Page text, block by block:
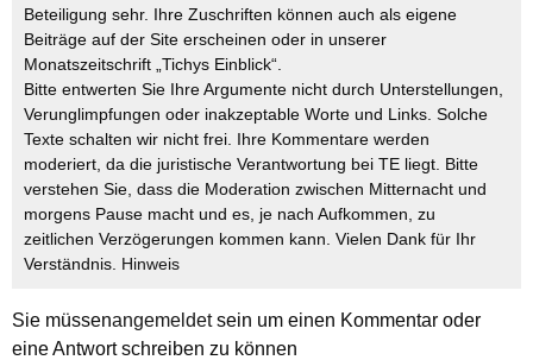
Beteiligung sehr. Ihre Zuschriften können auch als eigene
Beiträge auf der Site erscheinen oder in unserer
Monatszeitschrift „Tichys Einblick“.
Bitte entwerten Sie Ihre Argumente nicht durch Unterstellungen,
Verunglimpfungen oder inakzeptable Worte und Links. Solche
Texte schalten wir nicht frei. Ihre Kommentare werden
moderiert, da die juristische Verantwortung bei TE liegt. Bitte
verstehen Sie, dass die Moderation zwischen Mitternacht und
morgens Pause macht und es, je nach Aufkommen, zu
zeitlichen Verzögerungen kommen kann. Vielen Dank für Ihr
Verständnis. Hinweis
Sie müssenangemeldetsein um einen Kommentar oder
eine Antwort schreiben zu können